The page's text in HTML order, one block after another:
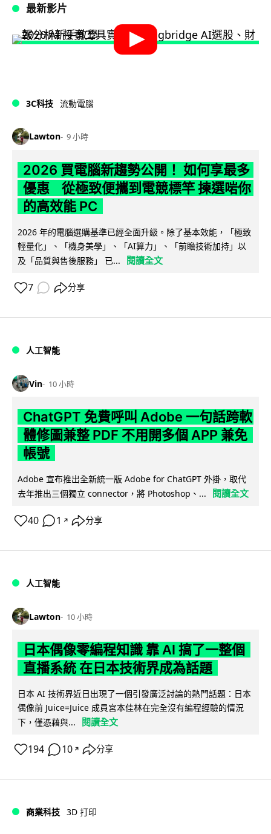
最新影片
3C科技 流動電腦
Lawton 9 小時
2026 買電腦新趨勢公開！ 如何享最多
優惠 從極致便攜到電競標竿 揀選啱你
的高效能 PC
2026 年的電腦選購基準已經全面升級。除了基本效能，「極致
輕量化」、「機身美學」、「AI算力」、「前瞻技術加持」以
及「品質與售後服務」 已...
閱讀全文
7 分享
人工智能
Vin 10 小時
ChatGPT 免費呼叫 Adobe 一句話跨軟
體修圖兼整 PDF 不用開多個 APP 兼免
帳號
Adobe 宣布推出全新統一版 Adobe for ChatGPT 外掛，取代
去年推出三個獨立 connector，將 Photoshop、...
閱讀全文
40 1 ↗ 分享
人工智能
Lawton 10 小時
日本偶像零編程知識 靠 AI 搞了一整個
直播系統 在日本技術界成為話題
日本 AI 技術界近日出現了一個引發廣泛討論的熱門話題：日本
偶像前 Juice=Juice 成員宮本佳林在完全沒有編程經驗的情況
下，僅憑藉與...
閱讀全文
194 10 ↗ 分享
商業科技 3D 打印